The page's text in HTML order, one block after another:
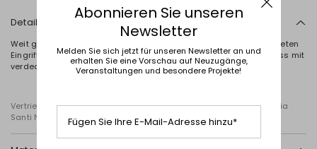
Details
Weit geschnittene Jeans mit Bund mit Gürtelschlaufen, abgerundeten
Eingrifftaschen vorne und aufgesetzten Gesäßtaschen. Verschluss mit
verdecktem Reißverschluss und Knopf.
Vertrieben von Diffusione Tessile S.r.l., mit Firmensitz in Cavriago,Via
Santi Nr. 8, 42025 Reggio Emilia (Italien)
Abonnieren Sie unseren
Newsletter
Melden Sie sich jetzt für unseren Newsletter an und
erhalten Sie eine Vorschau auf Neuzugänge,
Veranstaltungen und besondere Projekte!
Fügen Sie Ihre E-Mail-Adresse hinzu*